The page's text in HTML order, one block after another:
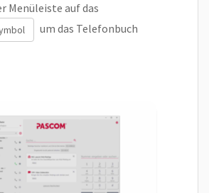
Menüleiste auf das
um das Telefonbuch